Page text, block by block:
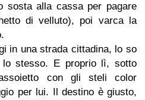
sosta alla cassa per pagare
di velluto), poi varca la
in una strada cittadina, lo so
lo stesso. E proprio lì, sotto
con gli steli color
per lui. Il destino è giusto,